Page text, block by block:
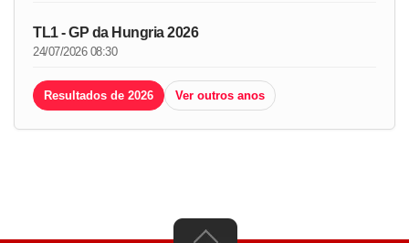
TL1 - GP da Hungria 2026
24/07/2026 08:30
Resultados de 2026 Ver outros anos